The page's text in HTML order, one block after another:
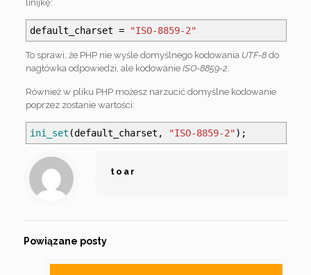
linijkę:
default_charset= "ISO-8859-2"
To sprawi, że PHP nie wyśle domyślnego kodowania UTF-8 do
nagłówka odpowiedzi, ale kodowanieISO-8859-2
Również w pliku PHP możesz narzucić domyślne kodowanie
poprzez zostanie wartości:
ini_set (default_charset , "ISO-8859-2") ;
toar
Powiązane posty